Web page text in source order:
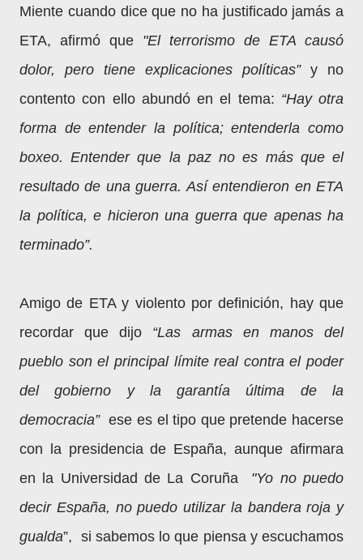
Miente cuando dice que no ha justificado jamás a
ETA, afirmó que "El terrorismo de ETA causó
dolor, pero tiene explicaciones políticas” y no
contento con ello abundó en el tema: “Hay otra
forma de entender la política; entenderla como
boxeo. Entender que la paz no es más que el
resultado de una guerra. Así entendieron en ETA
la política, e hicieron una guerra que apenas ha
terminado”.
Amigo de ETA y violento por definición, hay que
recordar que dijo “Las armas en manos del
pueblo son el principal límite real contra el poder
del gobierno y la garantía última de la
democracia”ese es el tipo que pretende hacerse
con la presidencia de España, aunque afirmara
en la Universidad de La Coruña "Yo no puedo
decir España, no puedo utilizar la bandera roja y
gualda”, si sabemos lo que piensa y escuchamos